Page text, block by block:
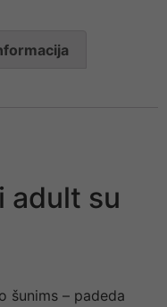
adult su
šunims – padeda